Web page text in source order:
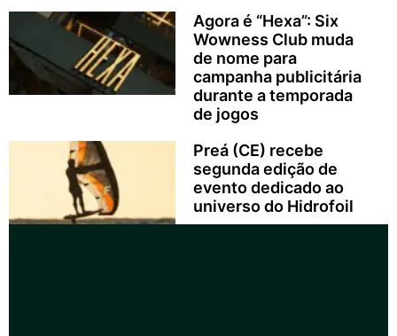
Agora é “Hexa”: Six
Wowness Club muda
de nome para
campanha publicitária
durante a temporada
de jogos
Preá (CE) recebe
segunda edição de
evento dedicado ao
universo do Hidrofoil